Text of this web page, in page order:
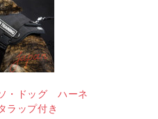
・ドッグ ハーネ
ラップ付き